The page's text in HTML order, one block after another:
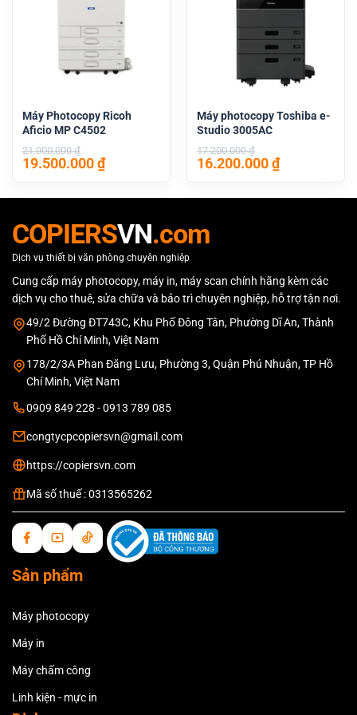
Máy Photocopy Ricoh
Aficio MP C4502
21.000.000₫
Giá
19.500.000₫Giá
hiện
Máy photocopy Toshiba e-
Studio 3005AC
17.200.000₫
Giá
16.200.000₫Giá
hiện
COPIERSVN.com
Dịch vụ thiết bị văn phòng chuyên nghiệp
Cung cấp máy photocopy, máy in, máy scan chính hãng kèm các
dịch vụ cho thuê, sửa chữa và bảo trì chuyên nghiệp, hỗ trợ tận nơi.
49/2 Đường ĐT743C, Khu Phố Đông Tân, Phường Dĩ An, Thành
Phố Hồ Chí Minh, Việt Nam
178/2/3A Phan Đăng Lưu, Phường 3, Quận Phú Nhuận, TP Hồ
Chí Minh, Việt Nam
0909 849 228 - 0913 789 085
congtycpcopiersvn@gmail.com
https://copiersvn.com
Mã số thuế : 0313565262
Sản phẩm
Máy photocopy
Máy in
Máy chấm công
Linh kiện - mực in